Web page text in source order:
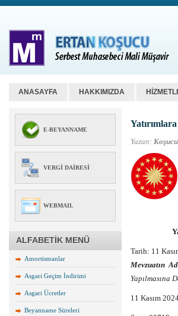
ANASAYFA HAKKIMIZDA
E-BEYANNAME
VERGI DAIRESI
WEBMAIL
ALFABETİK MENÜ
Amortismanlar
Asgari Geçim İndirimi
Asgari Ücretler
Beyanname Süreleri
Yazan: Koşucu
Tarih: 11
Mevzuatın
Yapılmasına
11 Kasım